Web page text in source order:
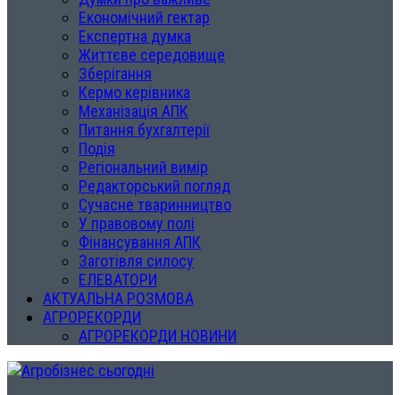
Економічний гектар
Експертна думка
Життєве середовище
Зберігання
Кермо керівника
Механізація АПК
Питання бухгалтерії
Подія
Регіональний вимір
Редакторський погляд
Сучасне тваринництво
У правовому полі
Фінансування АПК
Заготівля силосу
ЕЛЕВАТОРИ
АКТУАЛЬНА РОЗМОВА
АГРОРЕКОРДИ
АГРОРЕКОРДИ НОВИНИ